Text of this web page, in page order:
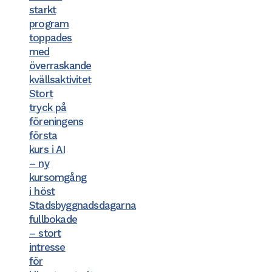
starkt
program
toppades
med
överraskande
kvällsaktivitet
Stort
tryck på
föreningens
första
kurs i AI
– ny
kursomgång
i höst
Stadsbyggnadsdagarna
fullbokade
– stort
intresse
för